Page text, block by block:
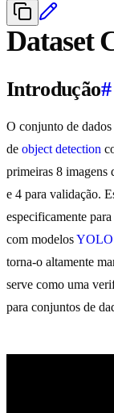
Dataset
Introdução#
O conjunto de
de object detection
primeiras 8
e 4 para validação.
especificamente
com modelosYOLO
torna-o altamente
serve como uma
para conjuntos de